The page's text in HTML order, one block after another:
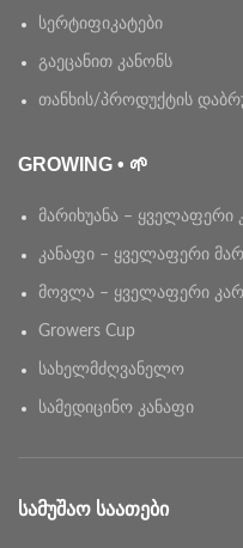
სერტიფიკატები
გაეცანით კანონს
თანხის/პროდუქტის
GROWING • 🌱
მარიხუანა – ყველაფერი
კანაფი – ყველაფერი
მოვლა – ყველაფერი
Growers Cup
სახელმძღვანელო
სამედიცინო კანაფი
ᲡᲐᲛᲣᲨᲐᲝ ᲡᲐᲐᲗᲔᲑᲘ